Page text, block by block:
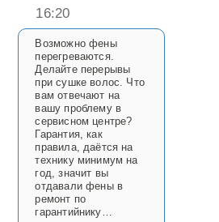
16:20
Возможно фены
перегреваются.
Делайте перерывы
при сушке волос. Что
вам отвечают на
вашу проблему в
сервисном центре?
Гарантия, как
правила, даётся на
технику минимум на
год, значит вы
отдавали фены в
ремонт по
гарантийнику…